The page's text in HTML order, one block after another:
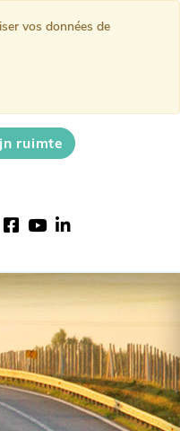
ruimte
Facebook
YouTube
LinkedIn
vos données de